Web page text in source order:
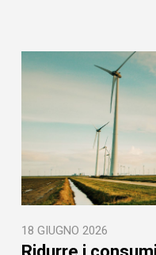
18 GIUGNO 2026